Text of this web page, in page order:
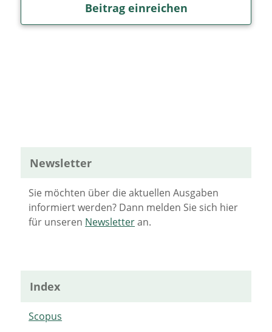
Beitrag einreichen
Newsletter
Sie möchten über die aktuellen Ausgaben
informiert werden? Dann melden Sie sich hier
für unseren Newsletteran.
Index
Scopus